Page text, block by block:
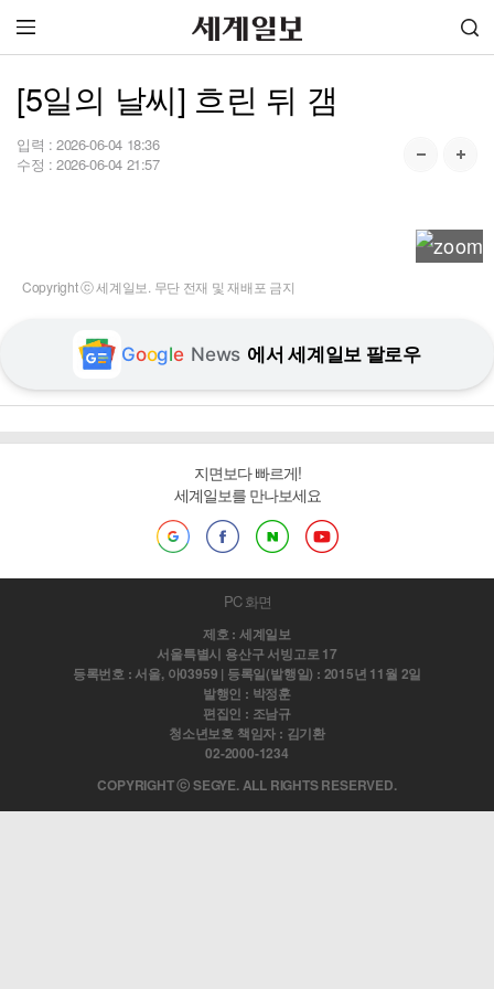
[5일의 날씨] 흐린 뒤 갬
입력 : 2026-06-04 18:36
수정 : 2026-06-04 21:57
Copyright ⓒ 세계일보. 무단 전재 및 재배포 금지
Google News 에서 세계일보 팔로우
지면보다 빠르게!
세계일보를 만나보세요
PC 화면
제호 : 세계일보
서울특별시 용산구 서빙고로 17
등록번호 : 서울, 아03959 | 등록일(발행일) : 2015년 11월 2일
발행인 : 박정훈
편집인 : 조남규
청소년보호 책임자 : 김기환
02-2000-1234
COPYRIGHT ⓒ SEGYE. ALL RIGHTS RESERVED.